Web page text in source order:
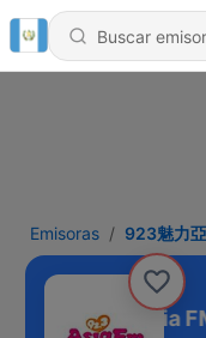
Emisoras 923魅力
魅力亞太 Asia